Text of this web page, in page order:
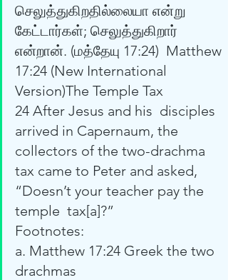
செலுத்துகிறதில்லையா என்று
கேட்டார்கள்; செலுத்துகிறார்
என்றான். (மத்தேயு 17:24)  Matthew
17:24 (New International
Version)The Temple Tax
24 After Jesus and his  disciples
arrived in Capernaum, the
collectors of the two-drachma
tax came to Peter and asked,
“Doesn’t your teacher pay the
temple  tax[a]?”
Footnotes:
a. Matthew 17:24 Greek the two
drachmas